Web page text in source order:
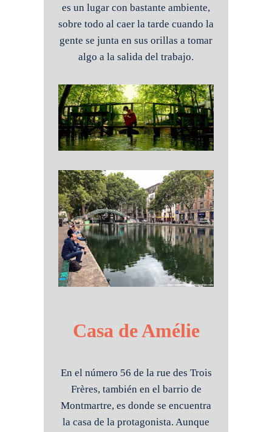
es un lugar con bastante ambiente,
sobre todo al caer la tarde cuando la
gente se junta en sus orillas a tomar
algo a la salida del trabajo.
Casa de Amélie
En el número 56 de la rue des Trois
Frères, también en el barrio de
Montmartre, es donde se encuentra
la casa de la protagonista. Aunque